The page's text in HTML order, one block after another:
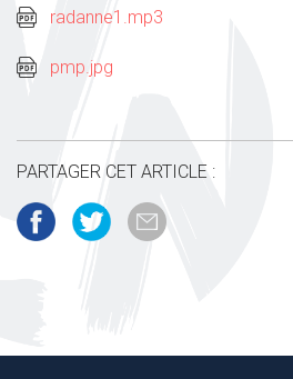
radanne1.mp3
pmp.jpg
PARTAGER CET ARTICLE :